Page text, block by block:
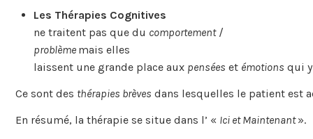
Les Thérapies Cognitives
ne traitent pas que du comportement/
problème mais elles
laissent une grande place aux pensées et émotions qui
Ce sont des thérapies brèves dans lesquelles le patient est
En résumé, la thérapie se situe dans l’ « Ici et Maintenant».